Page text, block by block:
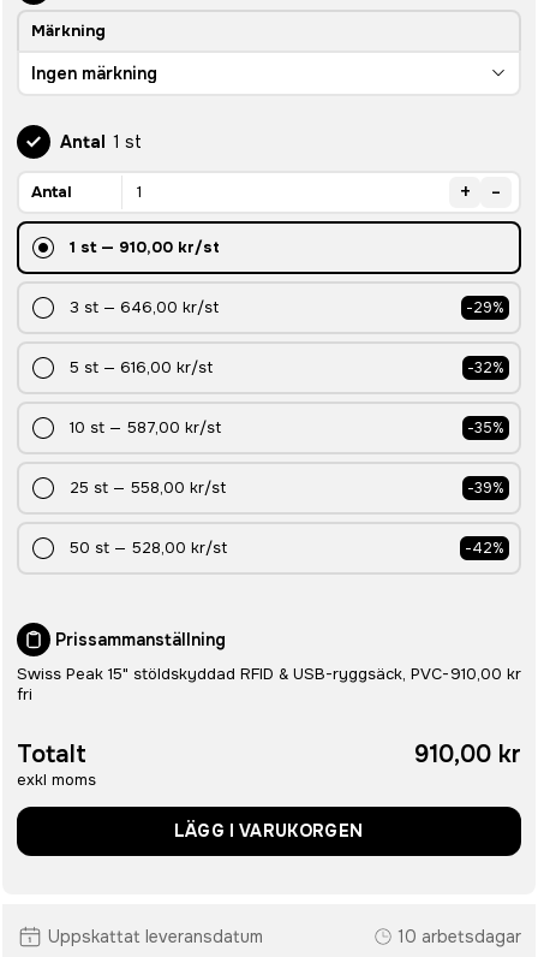
Märkning
Ingen märkning
Antal 1 st
Antal + -
1 st— 910,00 kr/st
3 st — 646,00 kr/st -29%
5 st — 616,00 kr/st -32%
10 st — 587,00 kr/st -35%
25 st — 558,00 kr/st -39%
50 st — 528,00 kr/st -42%
Prissammanställning
Swiss Peak 15" stöldskyddad RFID & USB-ryggsäck, PVC-
fri
910,00 kr
Totalt
exkl moms
910,00 kr
LÄGG I VARUKORGEN
Uppskattat leveransdatum 10 arbetsdagar